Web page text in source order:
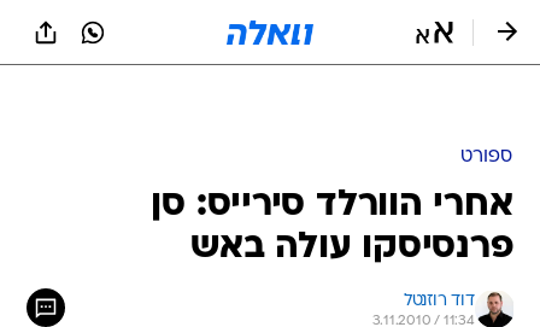
ספורט
אחרי הוורלד סירייס: סן
פרנסיסקו עולה באש
דוד רוזנטל
3.11.2010 / 11:34